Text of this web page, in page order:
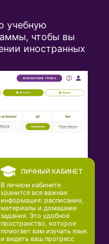
учебную
чтобы вы
иностранных
ЛИЧНЫЙ КАБИНЕТ
В личном кабинете
хранится вся важная
информация: расписание,
материалы и домашние
задания. Это удобное
пространство, которое
помогает вам изучать язык
и видеть ваш прогресс